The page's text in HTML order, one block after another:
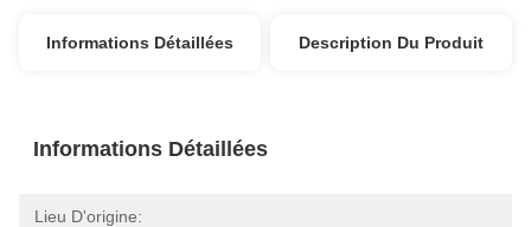
Informations Détaillées Description Du Produit
Informations Détaillées
Lieu D'origine: